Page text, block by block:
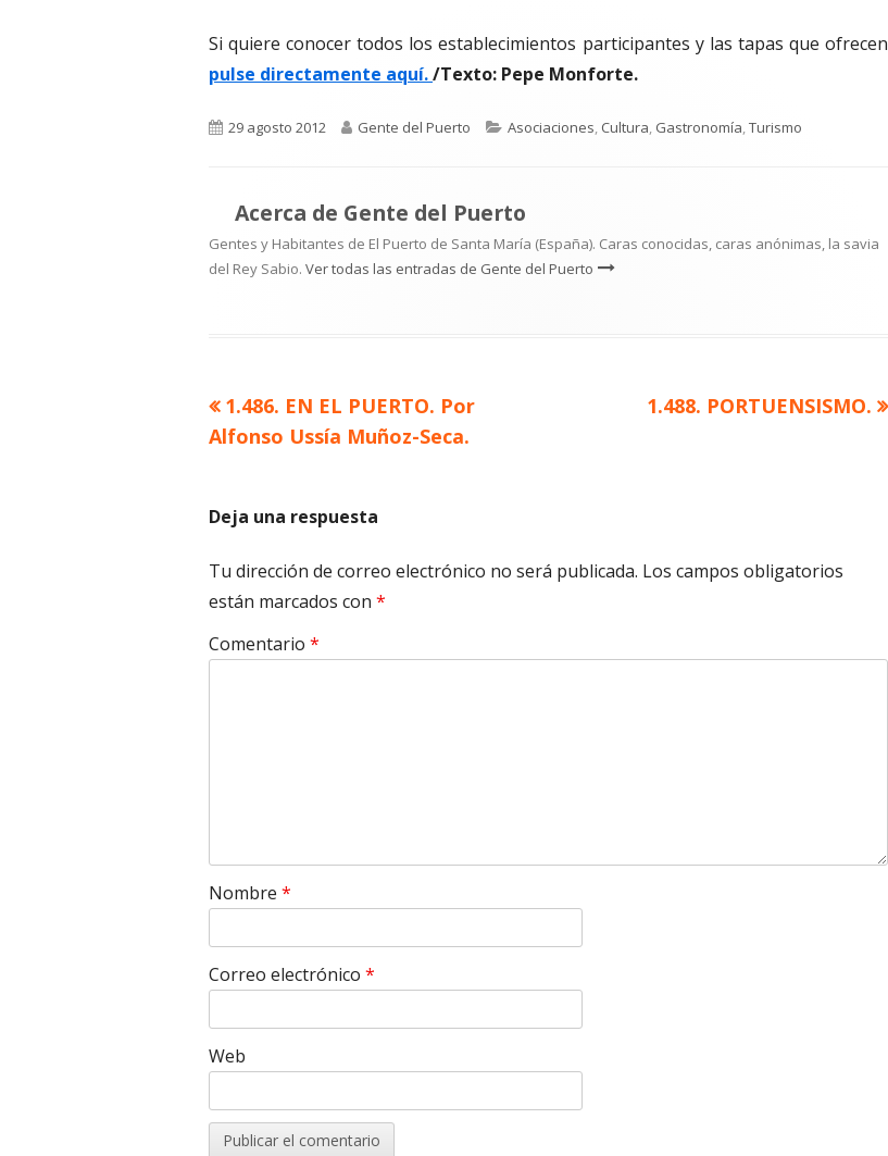
Si quiere conocer todos los establecimientos participantes y las tapas que ofrecen
pulse directamente aquí./Texto: Pepe Monforte.
Publicado
29 agosto 2012 Autor
Gente del Puerto Categorías
Asociaciones, Cultura, Gastronomía,Turismo
Acerca de Gente del Puerto
Gentes y Habitantes de El Puerto de Santa María (España). Caras conocidas, caras anónimas, la savia
del Rey Sabio. Ver todas las entradas de Gente del Puerto
Navegación
entradas
Artículo
anterior
1.486. EN EL PUERTO. Por
Alfonso Ussía Muñoz-Seca.
Artículo
1.488. PORTUENSISMO.
Deja una respuesta
Tu dirección de correo electrónico no será publicada. Los campos obligatorios
están marcados con *
Comentario *
Nombre *
Correo electrónico *
Web